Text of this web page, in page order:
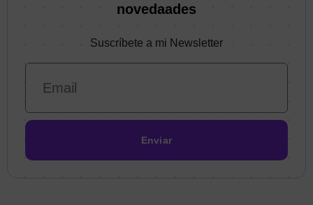
novedaades
Suscríbete a mi Newsletter
Enviar